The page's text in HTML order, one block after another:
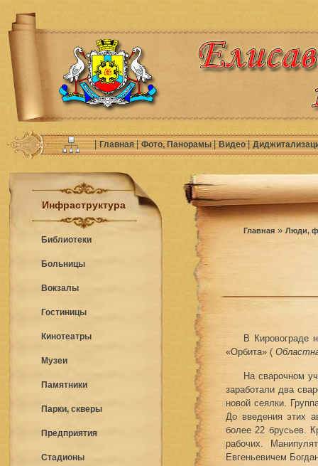
|Главная|Фото, Панорамы|Видео|
Инфраструктура
Библиотеки
Больницы
Вокзалы
Гостиницы
Кинотеатры
Музеи
Памятники
Парки, скверы
Предприятия
Стадионы
Главная » Люди,
В Кировограде
«Орбита» (
На сварочном
заработали два
новой сеялки.
До введения этих
более 22 брусьев.
рабочих.
Евгеньевичем